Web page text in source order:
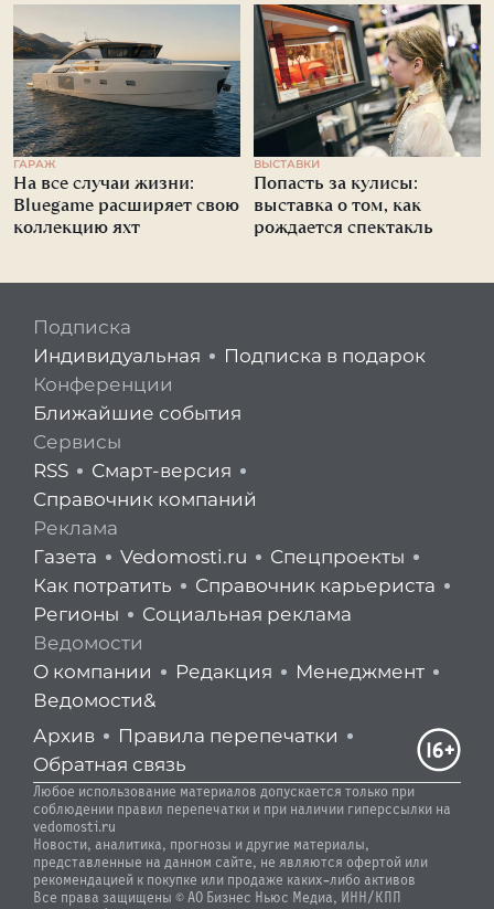
ГАРАЖ
На все случаи жизни:
Bluegame расширяет свою
коллекцию яхт
ВЫСТАВКИ
Попасть за кулисы:
выставка о том, как
рождается спектакль
Подписка
Индивидуальная
Подписка в подарок
Конференции
Ближайшие события
Сервисы
RSS
Смарт-версия
Справочник компаний
Реклама
Газета
Vedomosti.ru
Спецпроекты
Как потратить
Справочник карьериста
Регионы
Социальная реклама
Ведомости
О компании
Редакция
Менеджмент
Ведомости&
Архив
Правила перепечатки
Обратная связь
Любое использование материалов допускается только при
соблюдении правил перепечатки и при наличии гиперссылки на
vedomosti.ru
Новости, аналитика, прогнозы и другие материалы,
представленные на данном сайте, не являются офертой или
рекомендацией к покупке или продаже каких-либо активов
Все права защищены © АО Бизнес Ньюс Медиа, ИНН/КПП